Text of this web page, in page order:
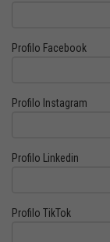
Profilo Facebook
Profilo Instagram
Profilo Linkedin
Profilo TikTok